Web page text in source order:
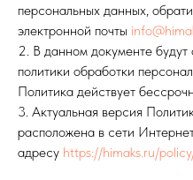
персональных данных,
электронной почты
2. В данном документе
политики обработки
Политика действует
3. Актуальная версия
расположена в сети
адресу https://himaks.ru/
График работы
Пн-чт: с 9:00 до 17:00, Пт: с 9:00
Политика конфиденциальности
Разработано Агентством Пост-
Оферта